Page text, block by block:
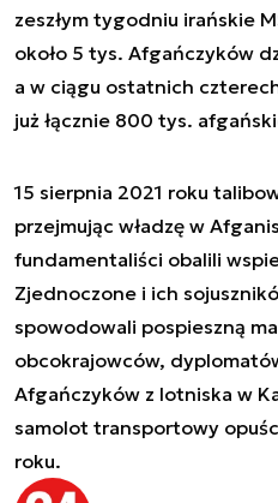
zeszłym tygodniu irańskie
około 5 tys. Afgańczyków
a w ciągu ostatnich
już łącznie 800 tys.
15 sierpnia 2021 roku
przejmując władzę w
fundamentaliści obalili
Zjednoczone i ich
spowodowali pospieszną
obcokrajowców,
Afgańczyków z lotniska w
samolot transportowy
roku.